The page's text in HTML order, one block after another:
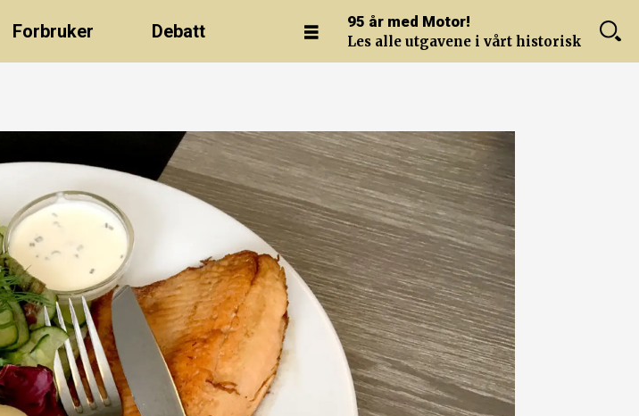
Forbruker Debatt 95 år med Motor!
Les alle utgavene i vårt historiske arkiv.